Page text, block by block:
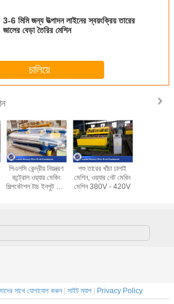
3-6 মিমি জন্য উত্পাদন লাইনের স্বয়ংক্রিয় তারের
জালের বেড়া তৈরির মেশিন
চালিয়ে
পিএলসি কেন্দ্রীয় নিয়ন্ত্রণ
কন্ট্রোল ওয়্যার মেকিং
শিল্পকৌশল টাচ ইনপুট জন্য
পশু তারের খাঁচা ঢালাই
মেশিন, ওয়্যার নেট মেকিং
মেশিন 380V - 420V
সাথে যোগাযোগ করুন| সাইট ম্যাপ|
Privacy Policy